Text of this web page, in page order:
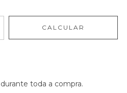
CALCULAR
toda a compra.